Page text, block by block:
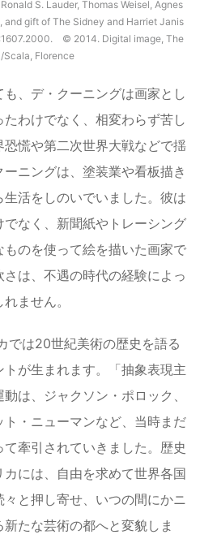
S. Lauder, Thomas Weisel, Agnes
and gift of The Sidney and Harriet Janis
© 2014. Digital image, The
Scala, Florence
、デ・クーニングは画家とし
わけでなく、相変わらず苦し
慌や第二次世界大戦などで揺
ニングは、塗装業や看板描き
活をしのいでいました。彼は
なく、新聞紙やトレーシング
のを使って絵を描いた画家で
は、不遇の時代の経験によっ
ません。
では20世紀美術の歴史を語る
が生まれます。「抽象表現主
は、ジャクソン・ポロック、
・ニューマンなど、当時まだ
牽引されていきました。歴史
には、自由を求めて世界各国
と押し寄せ、いつの間にかニ
たな芸術の都へと変貌しま